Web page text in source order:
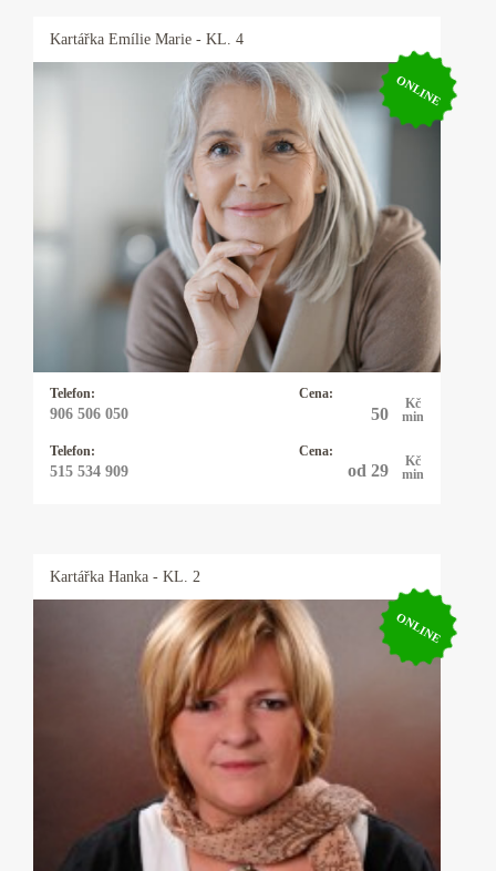
Kartářka Emílie Marie - KL. 4
ONLINE
Telefon:
906 506 050
Cena:
50
Kč
min
Telefon:
515 534 909
Cena:
od 29
Kč
min
Kartářka Emílie Marie
30 let praxe. Výklad karet, kyvadlo, virgule a
alternativní životní styly, znalosti předávané po
generace. Podíváme se možné věci budoucí v
každé životní oblasti. Vysoká preciznost.
Kartářka Hanka - KL. 2
ONLINE
Kartářka Hanka
Profesionální výklad karet, autorské výklady,
rozbor osobnosti a partnerských vztahů podle
data narození. Pomůžu vám uvědomit si svůj
potenciál. Dodám vám sílu a odvahu, abyste
mohli čelit překážkám a výzvám ve svém